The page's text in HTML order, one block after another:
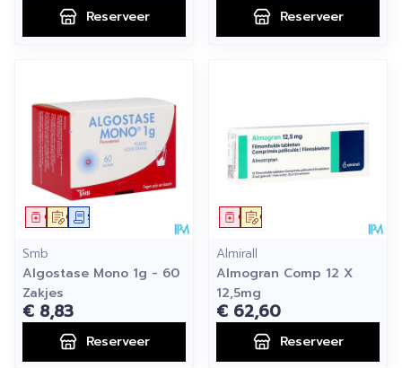
Reserveer Reserveer
Op voorschrift
GeneesmiddelSchriftelijke aanvraag
Smb
Algostase Mono 1g - 60
Zakjes
€ 8,83
Reserveer
Op voorschrift
Geneesmiddel
Almirall
Almogran Comp 12 X
12,5mg
€ 62,60
Reserveer